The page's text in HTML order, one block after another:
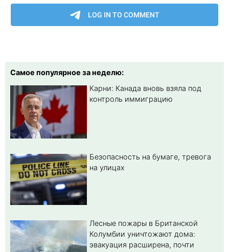
Самое популярное за неделю:
Карни: Канада вновь взяла под
контроль иммиграцию
Безопасность на бумаге, тревога
на улицах
Лесные пожары в Британской
Колумбии уничтожают дома:
эвакуация расширена, почти